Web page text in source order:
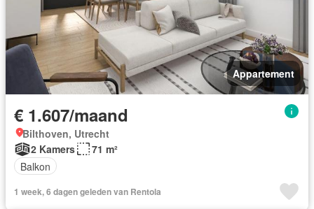
Appartement
€ 1.607/maand
Bilthoven, Utrecht
2 Kamers
71 m²
Balkon
1 week, 6 dagen geleden van Rentola